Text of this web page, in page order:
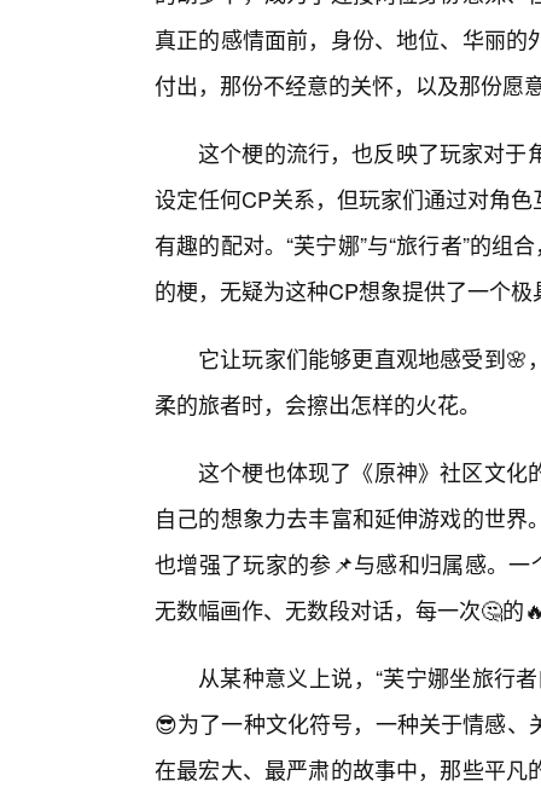
真正的感情面前，身份、地位、华丽
付出，那份不经意的关怀，以及那份愿
这个梗的流行，也反映了玩家对于
设定任何CP关系，但玩家们通过对角
有趣的配对。“芙宁娜”与“旅行者”的组
的梗，无疑为这种CP想象提供了一个
它让玩家们能够更直观地感受到
柔的旅者时，会擦出怎样的火花。
这个梗也体现了《原神》社区文化
自己的想象力去丰富和延伸游戏的世
也增强了玩家的参📌与感和归属感。
无数幅画作、无数段对话，每一次🤔的
从某种意义上说，“芙宁娜坐旅行
😎为了一种文化符号，一种关于情感
在最宏大、最严肃的故事中，那些平